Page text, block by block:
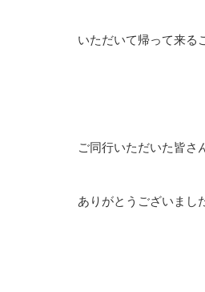
いただいて帰って来る
ご同行いただいた皆さ
ありがとうございまし